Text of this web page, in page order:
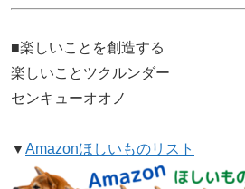
■楽しいことを創造する
楽しいことツクルンダー
センキューオオノ
▼Amazonほしいものリスト